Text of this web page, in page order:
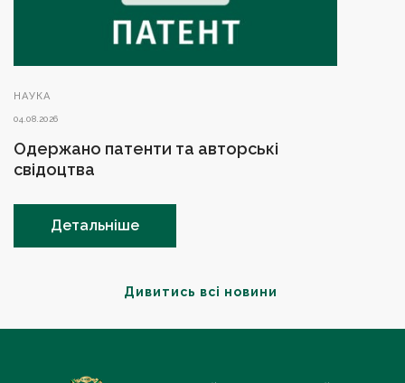
Дивитись всі новини
НАУКА
04.08.2026
Одержано патенти та авторські
свідоцтва
Детальніше